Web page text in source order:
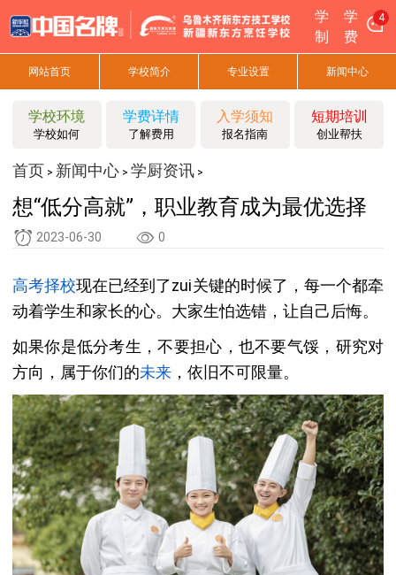
学
制
学
费
4
网站首页 学校简介 专业设置 新闻中心
学校环境
学校如何
学费详情
了解费用
入学须知
报名指南
短期培训
创业帮扶
首页 > 新闻中心> 学厨资讯>
想“低分高就”，职业教育成为最优选择
2023-06-30 0
高考择校现在已经到了zui关键的时候了，每一个都牵
动着学生和家长的心。大家生怕选错，让自己后悔。
如果你是低分考生，不要担心，也不要气馁，研究对
方向，属于你们的未来，依旧不可限量。